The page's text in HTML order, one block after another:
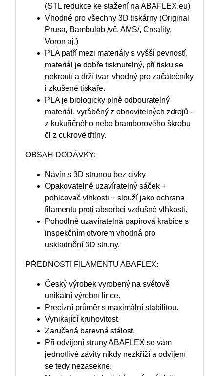
(STL redukce ke stažení na ABAFLEX.eu)
Vhodné pro všechny 3D tiskárny (Original
Prusa, Bambulab /vč. AMS/, Creality,
Voron aj.)
PLA patří mezi materiály s vyšší pevností,
materiál je dobře tisknutelný, při tisku se
nekroutí a drží tvar, vhodný pro začátečníky
i zkušené tiskaře.
PLA je biologicky plně odbouratelný
materiál, vyráběný z obnovitelných zdrojů -
z kukuřičného nebo bramborového škrobu
či z cukrové třtiny.
OBSAH DODÁVKY:
Návin s 3D strunou bez cívky
Opakovatelně uzavíratelný sáček +
pohlcovač vlhkosti = slouží jako ochrana
filamentu proti absorbci vzdušné vlhkosti.
Pohodlně uzavíratelná papírová krabice s
inspekčním otvorem vhodná pro
uskladnění 3D struny.
PŘEDNOSTI FILAMENTU ABAFLEX:
Český výrobek vyrobený na světově
unikátní výrobní lince.
Precizní průměr s maximální stabilitou.
Vynikající kruhovitost.
Zaručená barevná stálost.
Při odvíjení struny ABAFLEX se vám
jednotlivé závity nikdy nezkříží a odvijení
se tedy nezasekne.